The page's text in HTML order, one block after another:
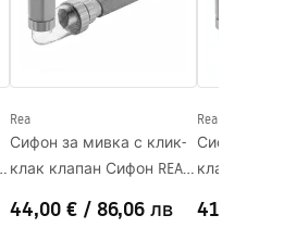
Rea
Сифон за мивка с клик-
клак клапан Сифон REA
44,00 € / 86,06 лв
Rea
Сифон за
клак
41,00 €